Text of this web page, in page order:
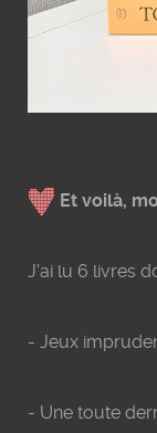
Et voilà,
J'ai lu 6 livres
- Jeux
- Une toute